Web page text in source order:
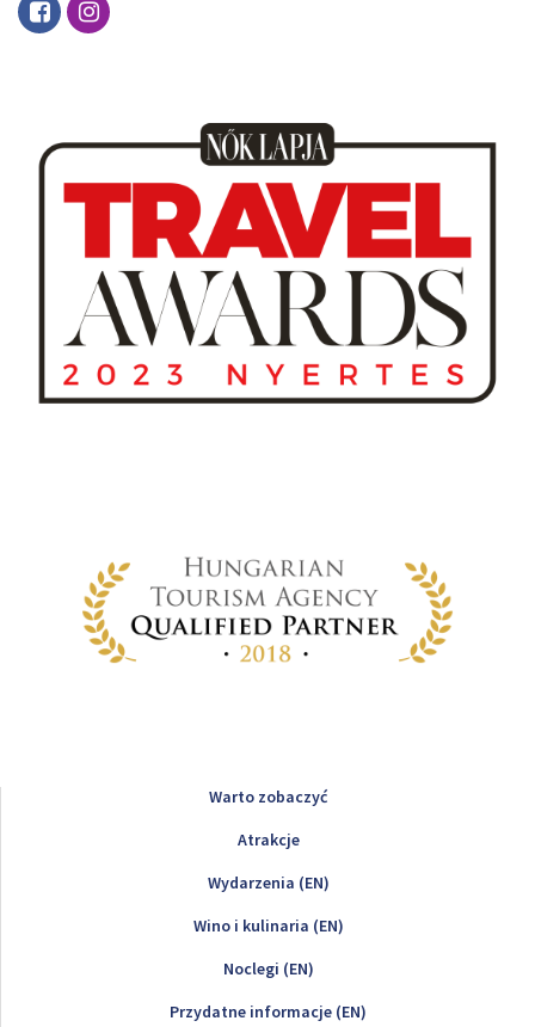
Warto zobaczyć
Atrakcje
Wydarzenia (EN)
Wino i kulinaria (EN)
Noclegi (EN)
Przydatne informacje (EN)